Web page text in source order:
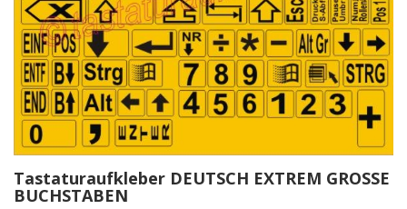
Tastaturaufkleber DEUTSCH EXTREM GROSSE
BUCHSTABEN